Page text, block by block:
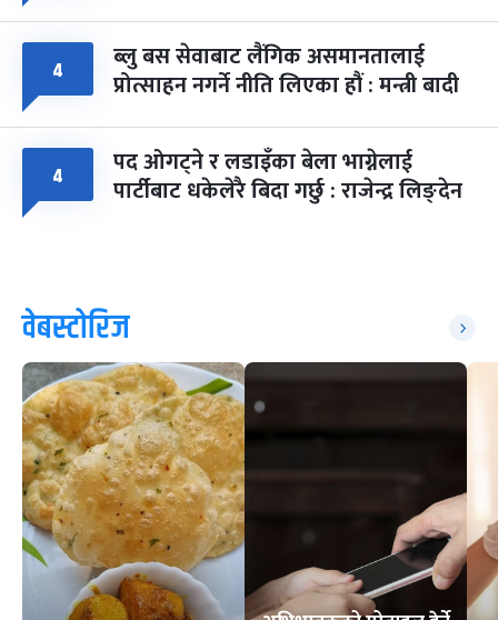
४ ब्लु बस सेवाबाट लैंगिक असमानतालाई
प्रोत्साहन नगर्ने नीति लिएका हौं : मन्त्री बादी
४ पद ओगट्ने र लडाइँका बेला भाग्नेलाई
पार्टीबाट धकेलेरै बिदा गर्छु : राजेन्द्र लिङ्देन
वेबस्टोरिज